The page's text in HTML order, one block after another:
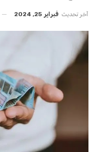
آخر تحديث فبراير 25, 2024